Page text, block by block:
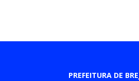
PREFEITURA DE